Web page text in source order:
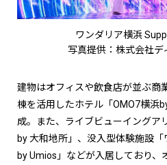
ワンダリア横浜
写真提供：株式会社デ
建物はオフィスや飲食店が並ぶ商
棟を活用したホテル「OMO7横浜
成。また、ライブビューイングア
by 大和地所」、没入型体験施設
by Umios」などが入居しており、